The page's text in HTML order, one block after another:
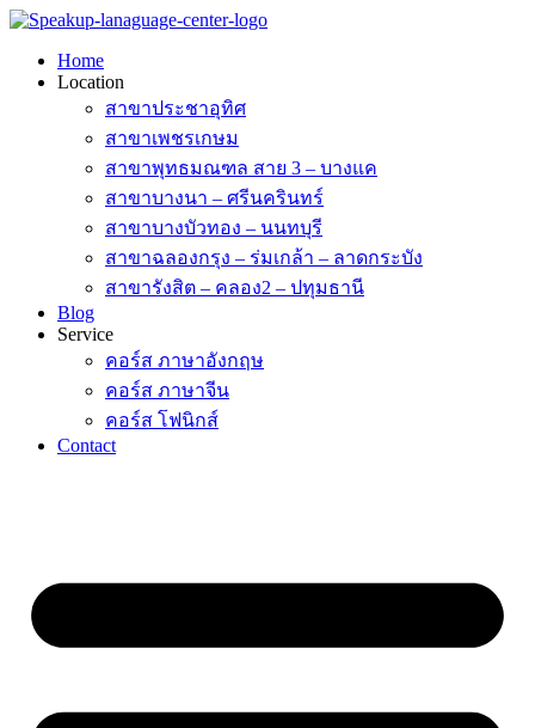
Skip
contentHome
Location
สาขาประชาอุทิศ
สาขาเพชรเกษม
สาขาพุทธมณฑล สาย 3 – บางแค
สาขาบางนา – ศรีนครินทร์
สาขาบางบัวทอง – นนทบุรี
สาขาฉลองกรุง – ร่มเกล้า – ลาดกระบัง
สาขารังสิต – คลอง2 – ปทุมธานี
Blog
Service
คอร์ส ภาษาอังกฤษ
คอร์ส ภาษาจีน
คอร์ส โฟนิกส์
Contact